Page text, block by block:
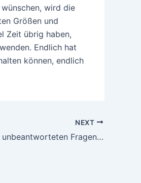
wird die
Größen und
Zeit übrig haben,
Endlich hat
können, endlich
NEXT
Fragen…